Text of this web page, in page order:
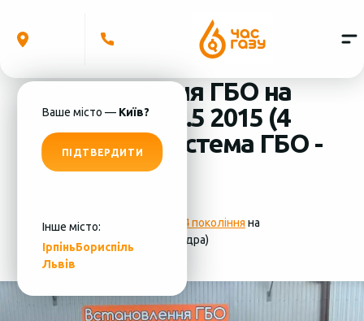
Ваше місто — Київ?
ПІДТВЕРДИТИ
Інше місто:
ІрпіньБориспіль
Львів
Встановлення ГБО на
Ford Fusion 2.5 2015 (4
циліндра) система ГБО -
MRC
Фотографії установки ГБО 4 покоління на
Ford Fusion 2.5 2015 (4 циліндра)